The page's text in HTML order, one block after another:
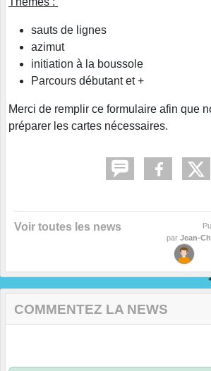
sauts de lignes
azimut
initiation à la boussole
Parcours débutant et +
Merci de remplir ce formulaire afin que
préparer les cartes nécessaires.
Voir toutes les news
par Jean-
COMMENTEZ LA NEWS